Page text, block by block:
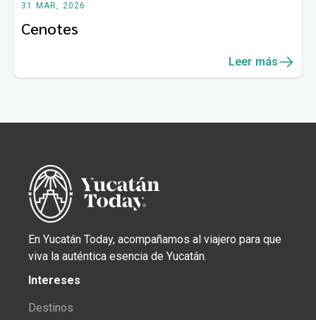
31 MAR, 2026
Cenotes
Leer más
En Yucatán Today, acompañamos al viajero para que
viva la auténtica esencia de Yucatán.
Intereses
Destinos